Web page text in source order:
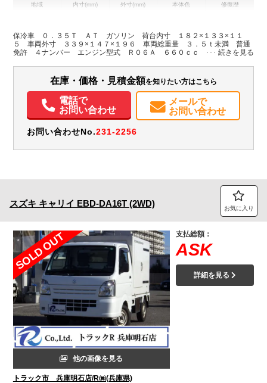
地域 内寸(mm)
H:1,150
外寸(mm)
H:1,960
本体色 修復歴
装備情報
パワステ
バックモニター
保冷車 ０．３５Ｔ ＡＴ ガソリン 荷台内寸 １８２×１３３×１１
５ 車両外寸 ３３９×１４７×１９６ 車両総重量 ３．５ｔ未満 普通
免許 ４ナンバー エンジン型式 Ｒ０６Ａ ６６０ｃｃ 保証付 軽
在庫・価格・見積金額を知りたい方はこちら
電話で
お問い合わせ
メールで
お問い合わせ
お問い合わせNo.231-2256
スズキ キャリイ EBD-DA16T (2WD) お気に入り
SOLD OUT
他の画像を見る
トラック市 兵庫明石店/R㈱(兵庫県)
支払総額：
ASK
詳細を見る